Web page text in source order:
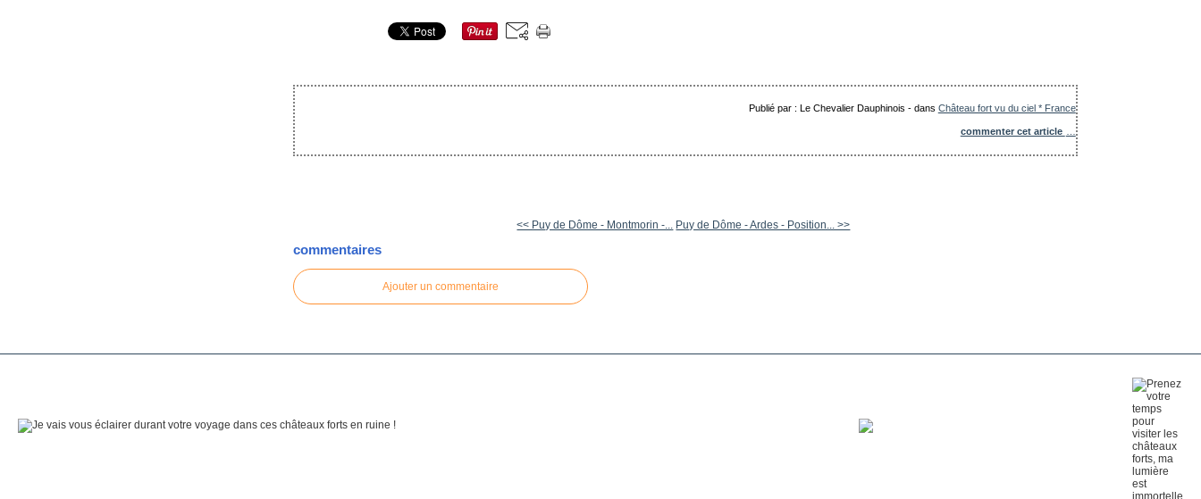
Publié par : Le Chevalier Dauphinois -dans Château fort vu du ciel * France
commenter cet article
<< Puy de Dôme - Montmorin -... Puy de Dôme - Ardes - Position... >>
commentaires
Ajouter un commentaire